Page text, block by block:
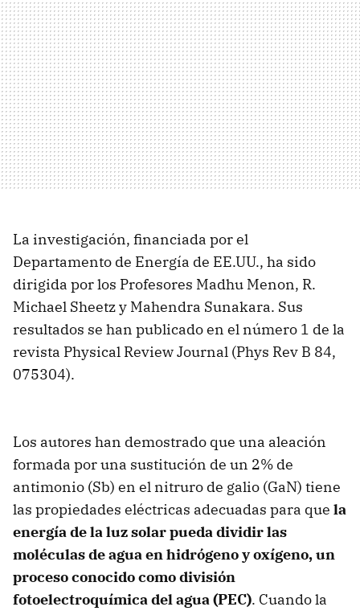
La investigación, financiada por el
Departamento de Energía de EE.UU., ha sido
dirigida por los Profesores Madhu Menon, R.
Michael Sheetz y Mahendra Sunakara. Sus
resultados se han publicado en el número 1 de la
revista Physical Review Journal (Phys Rev B 84,
075304).
Los autores han demostrado que una aleación
formada por una sustitución de un 2% de
antimonio (Sb) en el nitruro de galio (GaN) tiene
las propiedades eléctricas adecuadas para que la
energía de la luz solar pueda dividir las
moléculas de agua en hidrógeno y oxígeno, un
proceso conocido como división
fotoelectroquímica del agua (PEC). Cuando la